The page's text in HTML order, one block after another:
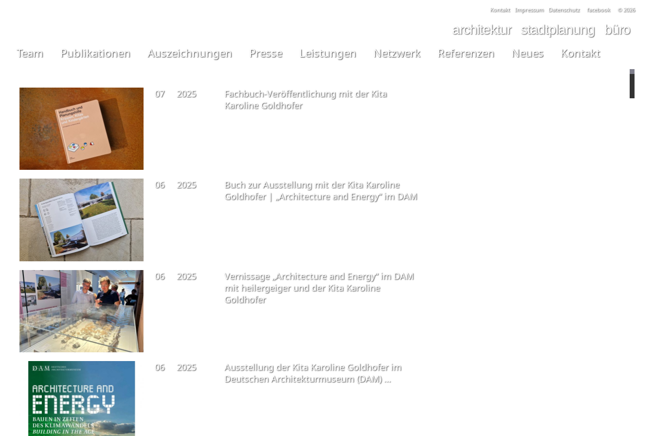
Kontakt Impressum Datenschutz facebook © 2026
architektur stadtplanung büro
Team Publikationen Auszeichnungen Presse Leistungen Netzwerk Referenzen Neues Kontakt
07 2025
Fachbuch-Veröffentlichung mit der Kita
Karoline Goldhofer
06 2025
Buch zur Ausstellung mit der Kita Karoline
Goldhofer | „Architecture and Energy“ im DAM
06 2025
Vernissage „Architecture and Energy“ im DAM
mit heilergeiger und der Kita Karoline
Goldhofer
06 2025
Ausstellung der Kita Karoline Goldhofer im
Deutschen Architekturmuseum (DAM) …